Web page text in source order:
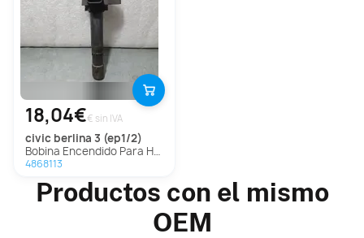
18,04€€ sin IVA
civic berlina 3 (ep1/2)
Bobina Encendido Para Honda Civic Berlina 3
4868113
Productos con el mismo
OEM